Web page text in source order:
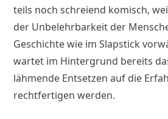
teils noch schreiend komisch,
der Unbelehrbarkeit der
Geschichte wie im Slapstick
wartet im Hintergrund bereits
lähmende Entsetzen auf die
rechtfertigen werden.